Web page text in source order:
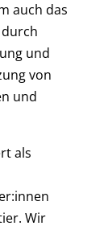
auch das
und
von
und
als
Wir